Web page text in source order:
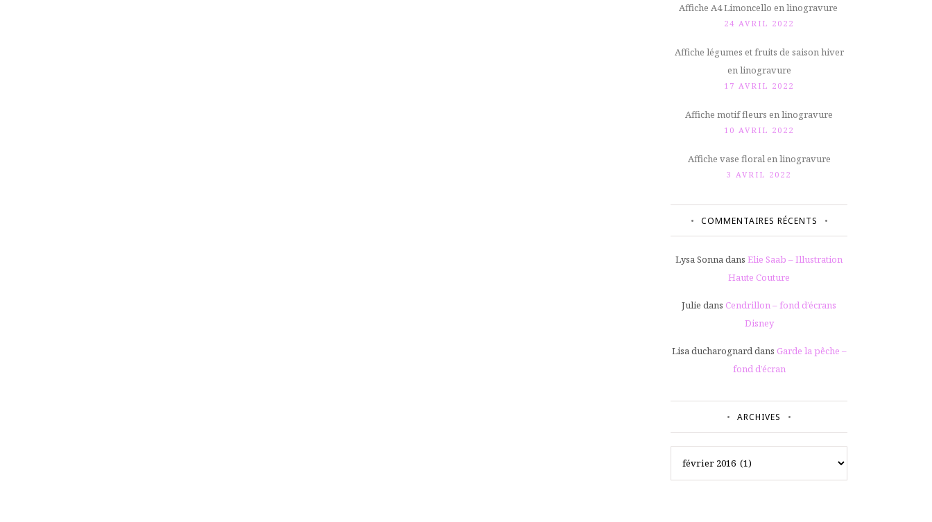
Affiche A4 Limoncello en linogravure
24 AVRIL 2022
Affiche légumes et fruits de saison hiver
en linogravure
17 AVRIL 2022
Affiche motif fleurs en linogravure
10 AVRIL 2022
Affiche vase floral en linogravure
3 AVRIL 2022
COMMENTAIRES RÉCENTS
Lysa Sonna dans Elie Saab – Illustration
Haute Couture
Julie dans Cendrillon – fond d’écrans
Disney
Lisa ducharognard dans Garde la pêche –
fond d’écran
ARCHIVES